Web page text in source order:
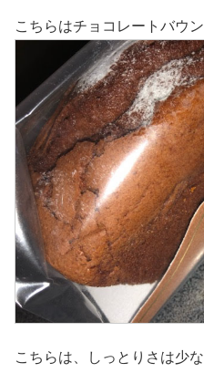
こちらはチョコレートバウン
こちらは、しっとりさは少